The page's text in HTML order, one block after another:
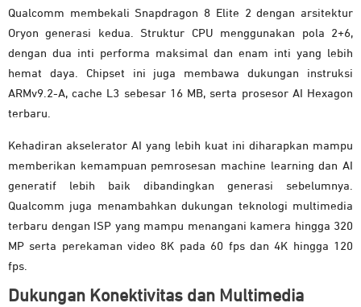
Qualcomm membekali Snapdragon 8 Elite 2 dengan arsitektur
Oryon generasi kedua. Struktur CPU menggunakan pola 2+6,
dengan dua inti performa maksimal dan enam inti yang lebih
hemat daya. Chipset ini juga membawa dukungan instruksi
ARMv9.2-A, cache L3 sebesar 16 MB, serta prosesor AI Hexagon
terbaru.
Kehadiran akselerator AI yang lebih kuat ini diharapkan mampu
memberikan kemampuan pemrosesan machine learning dan AI
generatif lebih baik dibandingkan generasi sebelumnya.
Qualcomm juga menambahkan dukungan teknologi multimedia
terbaru dengan ISP yang mampu menangani kamera hingga 320
MP serta perekaman video 8K pada 60 fps dan 4K hingga 120
fps.
Dukungan Konektivitas dan Multimedia